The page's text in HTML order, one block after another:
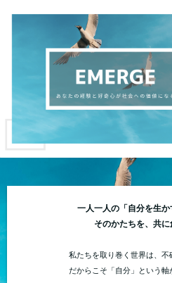
一人一人の「自分を生か
そのかたちを、共に
私たちを取り巻く世界は、不
だからこそ「自分」という軸